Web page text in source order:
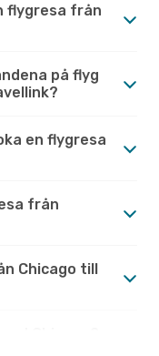
flygresa från
på flyg
en flygresa
från
Chicago till